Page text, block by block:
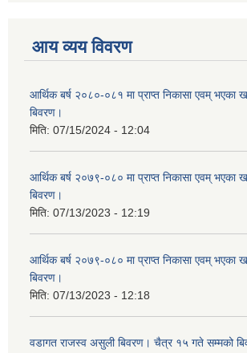
आय व्यय विवरण
आर्थिक बर्ष २०८०-०८१ मा प्राप्त निकासा एवम् भएका
बिवरण।
मिति: 07/15/2024 - 12:04
आर्थिक बर्ष २०७९-०८० मा प्राप्त निकासा एवम् भएका
बिवरण।
मिति: 07/13/2023 - 12:19
आर्थिक बर्ष २०७९-०८० मा प्राप्त निकासा एवम् भएका
बिवरण।
मिति: 07/13/2023 - 12:18
वडागत राजस्व असुली बिवरण। चैत्र १५ गते सम्मको